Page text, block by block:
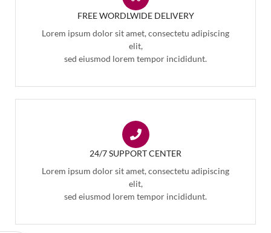
FREE WORDLWIDE DELIVERY
Lorem ipsum dolor sit amet, consectetu adipiscing
elit,
sed eiusmod lorem tempor incididunt.
24/7 SUPPORT CENTER
Lorem ipsum dolor sit amet, consectetu adipiscing
elit,
sed eiusmod lorem tempor incididunt.